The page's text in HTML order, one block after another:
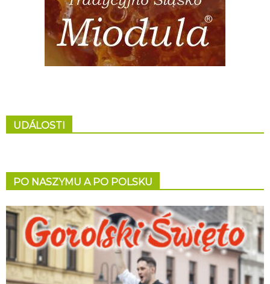
UDÁLOSTI
PO NASZYMU A PO POLSKU